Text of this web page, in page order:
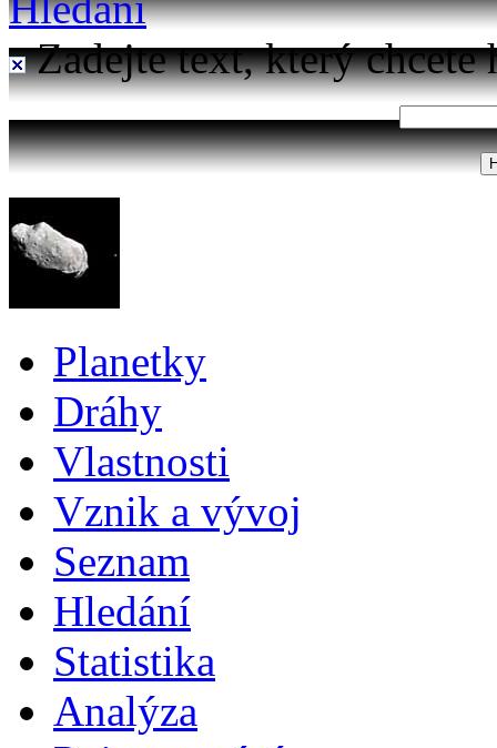
Zadejte text, který chcete
Planetky
Dráhy
Vlastnosti
Vznik a vývoj
Seznam
Hledání
Statistika
Analýza